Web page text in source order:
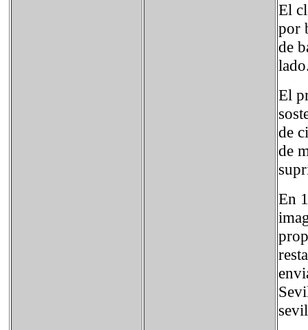
El
por
de
El
de
de
En